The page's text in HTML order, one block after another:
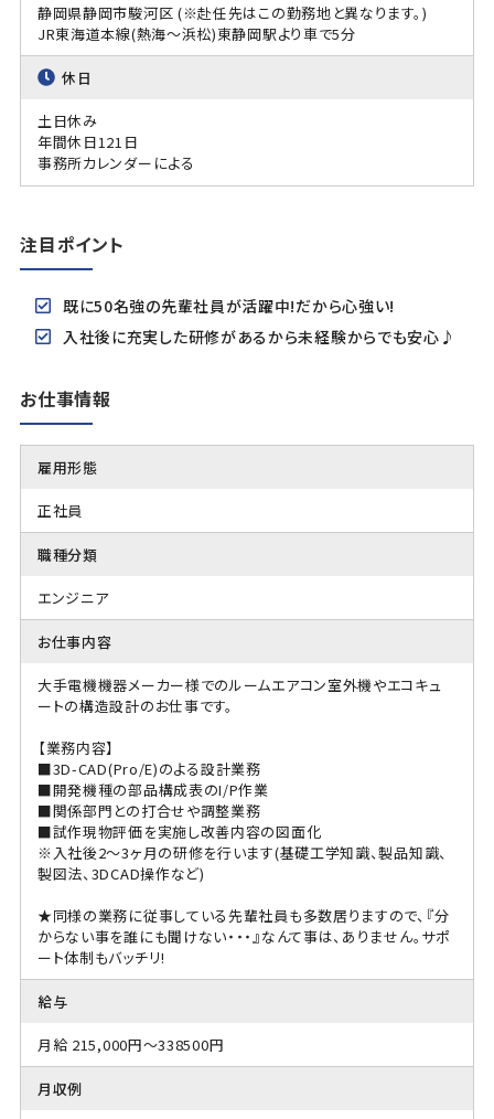
静岡県静岡市駿河区 (※赴任先はこの勤務地と異なります。)
JR東海道本線(熱海～浜松)東静岡駅より車で5分
休日
土日休み
年間休日121日
事務所カレンダーによる
注目ポイント
既に50名強の先輩社員が活躍中!だから心強い!
入社後に充実した研修があるから未経験からでも安心♪
お仕事情報
雇用形態
正社員
職種分類
エンジニア
お仕事内容
大手電機機器メーカー様でのルームエアコン室外機やエコキュ
ートの構造設計のお仕事です。
【業務内容】
■3D-CAD(Pro/E)のよる設計業務
■開発機種の部品構成表のI/P作業
■関係部門との打合せや調整業務
■試作現物評価を実施し改善内容の図面化
※入社後2～3ヶ月の研修を行います(基礎工学知識、製品知識、
製図法、3DCAD操作など)
★同様の業務に従事している先輩社員も多数居りますので、『分
からない事を誰にも聞けない・・・』なんて事は、ありません。サポ
ート体制もバッチリ!
給与
月給 215,000円～338500円
月収例